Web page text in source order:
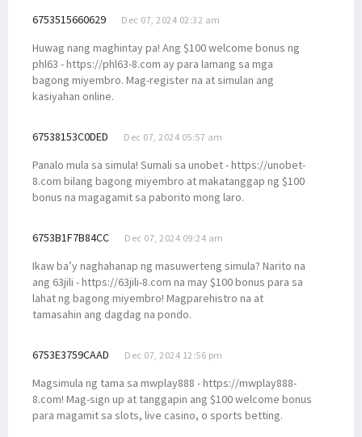
6753515660629 Dec 07, 2024 02:32 am
Huwag nang maghintay pa! Ang $100 welcome bonus ng
phl63 - https://phl63-8.com ay para lamang sa mga
bagong miyembro. Mag-register na at simulan ang
kasiyahan online.
67538153C0DED Dec 07, 2024 05:57 am
Panalo mula sa simula! Sumali sa unobet - https://unobet-
8.com bilang bagong miyembro at makatanggap ng $100
bonus na magagamit sa paborito mong laro.
6753B1F7B84CC Dec 07, 2024 09:24 am
Ikaw ba’y naghahanap ng masuwerteng simula? Narito na
ang 63jili - https://63jili-8.com na may $100 bonus para sa
lahat ng bagong miyembro! Magparehistro na at
tamasahin ang dagdag na pondo.
6753E3759CAAD Dec 07, 2024 12:56 pm
Magsimula ng tama sa mwplay888 - https://mwplay888-
8.com! Mag-sign up at tanggapin ang $100 welcome bonus
para magamit sa slots, live casino, o sports betting.